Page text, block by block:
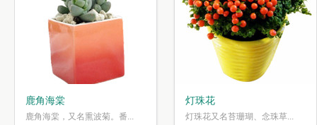
鹿角海棠
鹿角海棠，又名熏波菊。番...
灯珠花
灯珠花又名苔珊瑚、念珠草...